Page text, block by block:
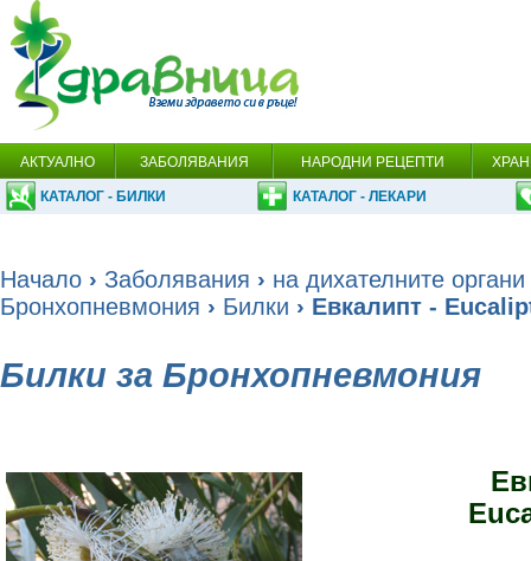
АКТУАЛНО ЗАБОЛЯВАНИЯ НАРОДНИ РЕЦЕПТИ
КАТАЛОГ - БИЛКИ КАТАЛОГ - ЛЕКАРИ
Начало › Заболявания › на дихателните
Бронхопневмония › Билки › Евкалипт -
Билки за Бронхопневмония